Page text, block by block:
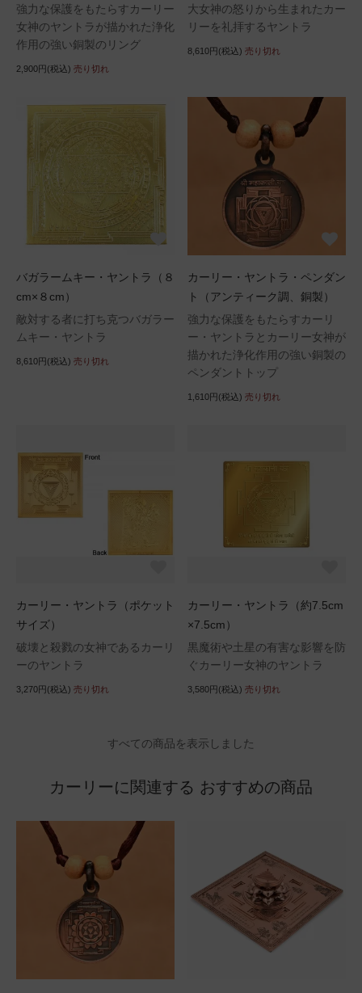
強力な保護をもたらすカーリー
女神のヤントラが描かれた浄化
作用の強い銅製のリング
2,900円(税込) 売り切れ
大女神の怒りから生まれたカー
リーを礼拝するヤントラ
8,610円(税込) 売り切れ
バガラームキー・ヤントラ（８
cm×８cm）
敵対する者に打ち克つバガラー
ムキー・ヤントラ
8,610円(税込) 売り切れ
カーリー・ヤントラ・ペンダン
ト（アンティーク調、銅製）
強力な保護をもたらすカーリ
ー・ヤントラとカーリー女神が
描かれた浄化作用の強い銅製の
ペンダントトップ
1,610円(税込) 売り切れ
カーリー・ヤントラ（ポケット
サイズ）
破壊と殺戮の女神であるカーリ
ーのヤントラ
3,270円(税込) 売り切れ
カーリー・ヤントラ（約7.5cm
×7.5cm）
黒魔術や土星の有害な影響を防
ぐカーリー女神のヤントラ
3,580円(税込) 売り切れ
すべての商品を表示しました
カーリーに関連する おすすめの商品